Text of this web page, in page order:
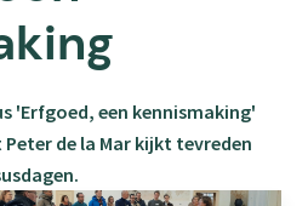
'Erfgoed, een kennismaking'
de la Mar kijkt tevreden